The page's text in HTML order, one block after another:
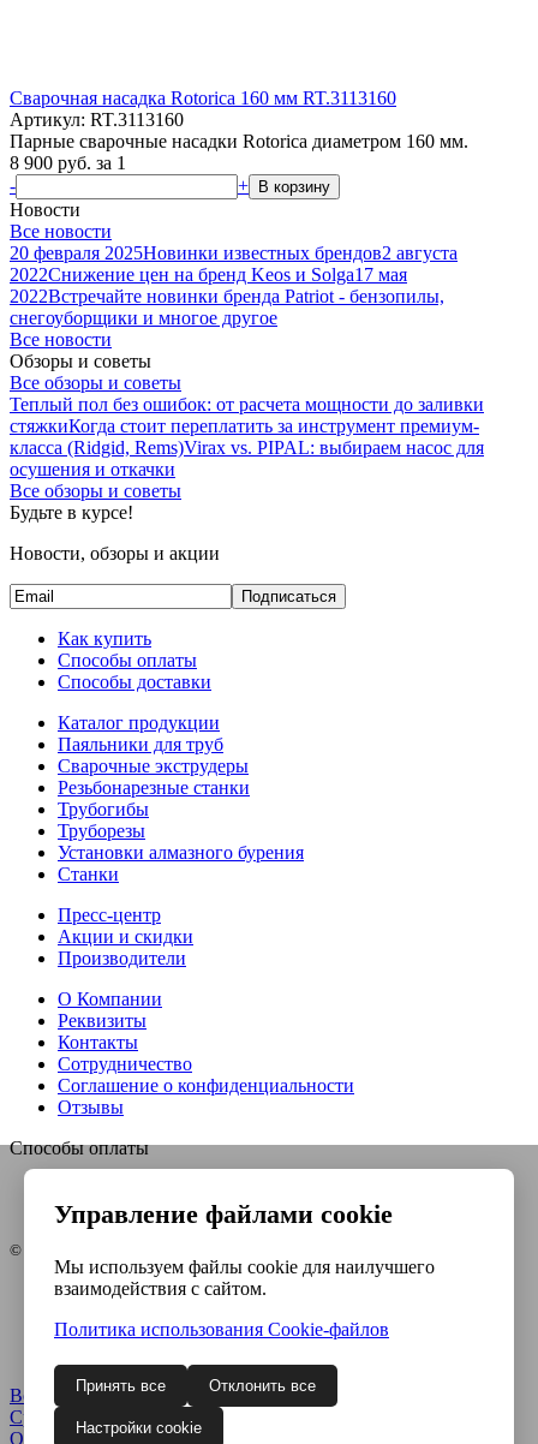
Управление файлами cookie
Мы используем файлы cookie для наилучшего
взаимодействия с сайтом.
Политика использования Сookie-файлов
Принять все Отклонить все
Настройки cookie
Сварочная насадка Rotorica 160 мм RT.3113160
Артикул: RT.3113160
Парные сварочные насадки Rotorica диаметром 160 мм.
8 900 руб. за 1
-
+ В корзину
Новости
Все новости
20 февраля 2025Новинки известных брендов2 августа
2022Снижение цен на бренд Keos и Solga17 мая
2022Встречайте новинки бренда Patriot - бензопилы,
снегоуборщики и многое другое
Все новости
Обзоры и советы
Все обзоры и советы
Теплый пол без ошибок: от расчета мощности до заливки
стяжкиКогда стоит переплатить за инструмент премиум-
класса (Ridgid, Rems)Virax vs. PIPAL: выбираем насос для
осушения и откачки
Все обзоры и советы
Будьте в курсе!
Новости, обзоры и акции
Подписаться
Как купить
Способы оплаты
Способы доставки
Каталог продукции
Паяльники для труб
Сварочные экструдеры
Резьбонарезные станки
Трубогибы
Труборезы
Установки алмазного бурения
Станки
Пресс-центр
Акции и скидки
Производители
О Компании
Реквизиты
Контакты
Сотрудничество
Соглашение о конфиденциальности
Отзывы
Способы оплаты
© Интернет-магазин Евро-инструмент, 2026
Контакты
Политика конфиденциальности
Войти
Регистрация
Сравнение
Отложенные0